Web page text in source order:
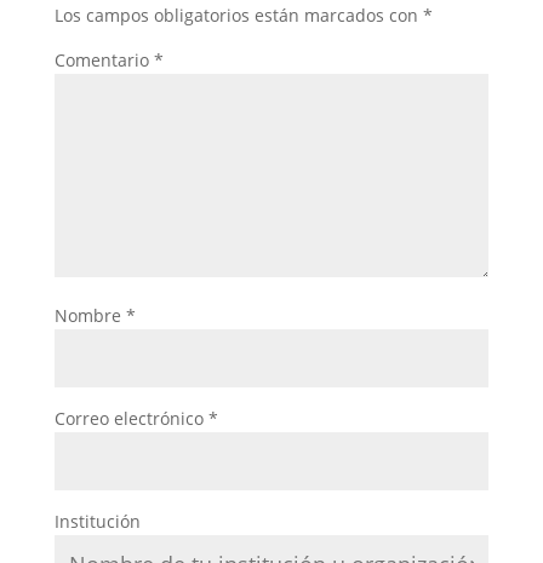
Los campos obligatorios están marcados con *
Comentario *
Nombre *
Correo electrónico *
Institución